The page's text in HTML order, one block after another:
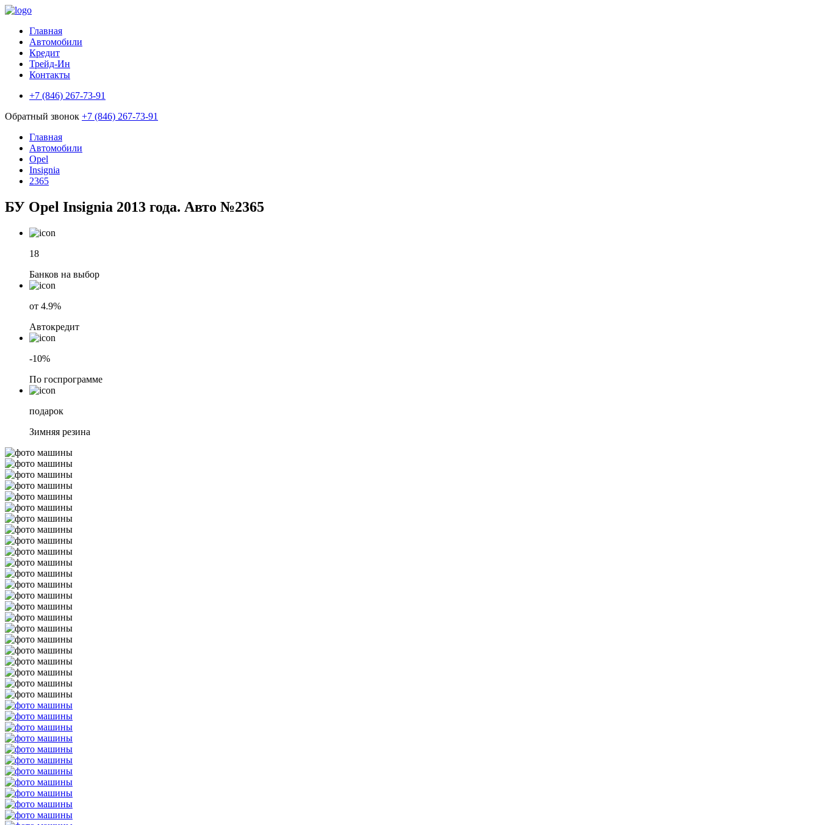
Главная
Автомобили
Кредит
Трейд-Ин
Контакты
+7 (846) 267-73-91
Обратный звонок +7 (846) 267-73-91
Главная
Автомобили
Opel
Insignia
2365
БУ Opel Insignia 2013 года. Авто №2365
18
Банков на выбор
от 4.9%
Автокредит
-10%
По госпрограмме
подарок
Зимняя резина